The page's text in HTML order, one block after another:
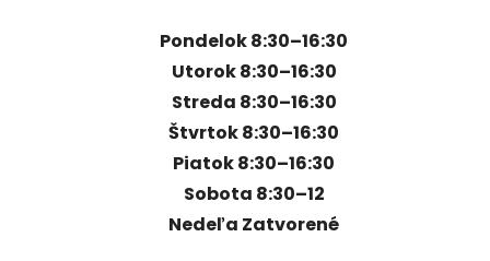
Pondelok 8:30–16:30
Utorok 8:30–16:30
Streda 8:30–16:30
Štvrtok 8:30–16:30
Piatok 8:30–16:30
Sobota 8:30–12
Nedeľa Zatvorené